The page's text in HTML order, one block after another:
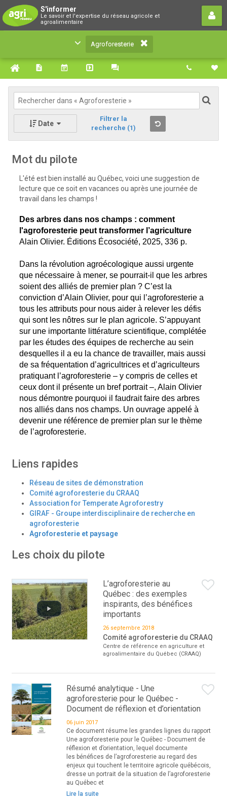
S'informer
Le savoir et l'expertise du réseau agricole et
agroalimentaire
Agroforesterie
Le savoir et l'expertise du réseau agricole et
agroalimentaire
Agroforesterie
Date
Filtrer la
recherche (1)
Mot du pilote
L'été est bien installé au Québec, voici une suggestion de
lecture que ce soit en vacances ou après une journée de
travail dans les champs !
Des arbres dans nos champs : comment
l'agroforesterie peut transformer l’agriculture
Alain Olivier. Éditions Écosociété, 2025, 336 p.
Dans la révolution agroécologique aussi urgente
que nécessaire à mener, se pourrait-il que les arbres
soient des alliés de premier plan ? C’est la
conviction d’Alain Olivier, pour qui l’agroforesterie a
tous les attributs pour nous aider à relever les défis
qui sont les nôtres sur le plan agricole. S’appuyant
sur une importante littérature scientifique, complétée
par les études des équipes de recherche au sein
desquelles il a eu la chance de travailler, mais aussi
de sa fréquentation d’agricultrices et d’agriculteurs
pratiquant l’agroforesterie – y compris de celles et
ceux dont il présente un bref portrait –, Alain Olivier
nous démontre pourquoi il faudrait faire des arbres
nos alliés dans nos champs. Un ouvrage appelé à
devenir une référence de premier plan sur le thème
de l’agroforesterie.
Liens rapides
Réseau de sites de démonstration
Comité agroforesterie du CRAAQ
Association for Temperate Agroforestry
GIRAF - Groupe interdisciplinaire de recherche en
agroforesterie
Agroforesterie et paysage
Les choix du pilote
L’agroforesterie au
Québec : des exemples
inspirants, des bénéfices
importants
26 septembre 2018
Comité agroforesterie du CRAAQ
Centre de référence en agriculture et
agroalimentaire du Québec (CRAAQ)
Résumé analytique - Une
agroforesterie pour le Québec -
Document de réflexion et d’orientation
06 juin 2017
Ce document résume les grandes lignes du rapport
Une agroforesterie pour le Québec - Document de
réflexion et d’orientation, lequel documente
les bénéfices de l’agroforesterie au regard des
enjeux qui touchent le territoire agricole québécois,
dresse un portrait de la situation de l’agroforesterie
au Québec et
Lire la suite